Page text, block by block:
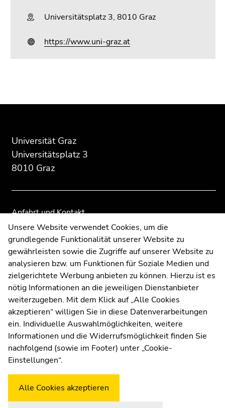
Universitätsplatz 3, 8010 Graz
https://www.uni-graz.at
des
Universität Graz
Universitätsplatz 3
8010 Graz
Anfahrt und Kontakt
Kommunikation und Öffentlichkeitsarbeit
Moodle
UNIGRAZonline
Impressum
Datenschutzerklärung
Cookie-Einstellungen
Barrierefreiheitserklärung
WetterstationUni Graz
dieses
Übersicht
Seitenbereiche
dieses
Übersicht
Seitenbereiche
Unsere Website verwendet Cookies, um die
grundlegende Funktionalität unserer Website zu
gewährleisten sowie die Zugriffe auf unserer Website zu
analysieren bzw. um Funktionen für Soziale Medien und
zielgerichtete Werbung anbieten zu können. Hierzu ist es
nötig Informationen an die jeweiligen Dienstanbieter
weiterzugeben. Mit dem Klick auf „Alle Cookies
akzeptieren“ willigen Sie in diese Datenverarbeitungen
ein. Individuelle Auswahlmöglichkeiten, weitere
Informationen und die Widerrufsmöglichkeit finden Sie
nachfolgend (sowie im Footer) unter „Cookie-
Einstellungen“.
Alle Cookies akzeptieren